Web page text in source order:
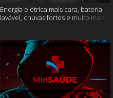
Energia elétrica mais cara, bateria
lavável, chuvas fortes e muito mais